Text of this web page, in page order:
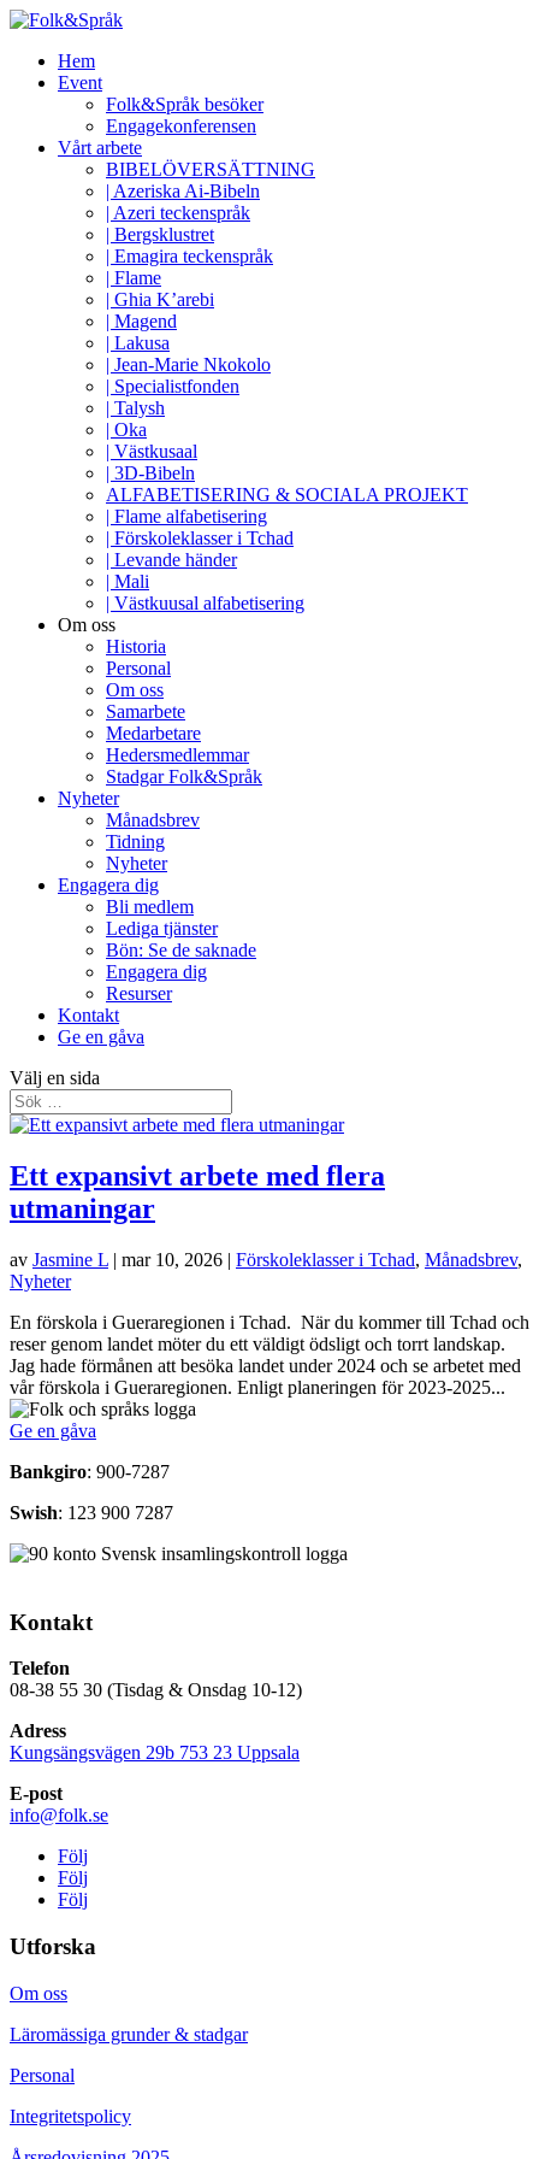
Hem
Event
Folk&Språk besöker
Engagekonferensen
Vårt arbete
BIBELÖVERSÄTTNING
| Azeriska Ai-Bibeln
| Azeri teckenspråk
| Bergsklustret
| Emagira teckenspråk
| Flame
| Ghia K’arebi
| Magend
| Lakusa
| Jean-Marie Nkokolo
| Specialistfonden
| Talysh
| Oka
| Västkusaal
| 3D-Bibeln
ALFABETISERING & SOCIALA PROJEKT
| Flame alfabetisering
| Förskoleklasser i Tchad
| Levande händer
| Mali
| Västkuusal alfabetisering
Om oss
Historia
Personal
Om oss
Samarbete
Medarbetare
Hedersmedlemmar
Stadgar Folk&Språk
Nyheter
Månadsbrev
Tidning
Nyheter
Engagera dig
Bli medlem
Lediga tjänster
Bön: Se de saknade
Engagera dig
Resurser
Kontakt
Ge en gåva
Välj en sida
Ett expansivt arbete med flera
utmaningar
av Jasmine L | mar 10, 2026 | Förskoleklasser i Tchad, Månadsbrev,
Nyheter
En förskola i Gueraregionen i Tchad. När du kommer till Tchad och
reser genom landet möter du ett väldigt ödsligt och torrt landskap.
Jag hade förmånen att besöka landet under 2024 och se arbetet med
vår förskola i Gueraregionen. Enligt planeringen för 2023-2025...
Ge en gåva
Bankgiro: 900-7287
Swish: 123 900 7287
Kontakt
Telefon
08-38 55 30 (Tisdag & Onsdag 10-12)
Adress
Kungsängsvägen 29b 753 23 Uppsala
E-post
info@folk.se
Följ
Följ
Följ
Utforska
Om oss
Läromässiga grunder & stadgar
Personal
Integritetspolicy